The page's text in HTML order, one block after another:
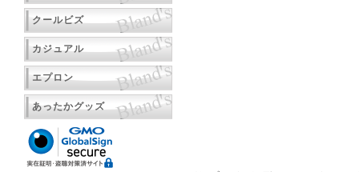
クールビズ
カジュアル
エプロン
あったかグッズ